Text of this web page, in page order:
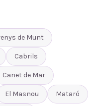
de Munt
Cabrils
Canet de Mar
El Masnou Mataró